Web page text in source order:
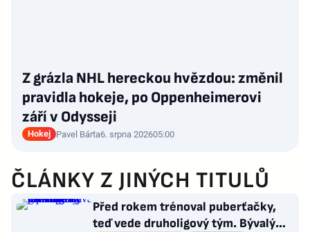
Z grázla NHL hereckou hvězdou: změnil
pravidla hokeje, po Oppenheimerovi
září v Odysseji
Hokej Pavel Bárta6. srpna 202605:00
ČLÁNKY Z JINÝCH TITULŮ
Před rokem trénoval puberťačky,
teď vede druholigový tým. Bývalý